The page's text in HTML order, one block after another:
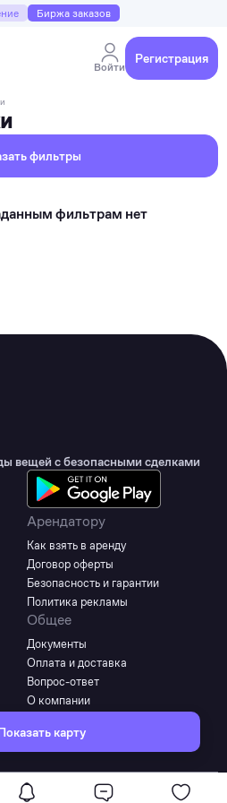
Биржа заказов
Войти
Регистрация
карту
фильтры
фильтрам нет
вещей с безопасными сделками
Арендатору
Как взять в аренду
Договор оферты
Безопасность и гарантии
Политика рекламы
Общее
Документы
Оплата и доставка
Вопрос-ответ
О компании